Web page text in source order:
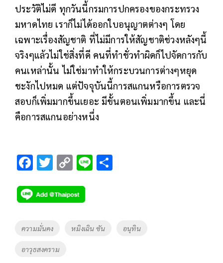
ประวัติไม่ดี ทุกวันนี้กรมการปกครองของกระทรวง
มหาดไทย เราก็ไม่ได้ออกใบอนุญาตต่างๆ โดย
เฉพาะเรื่องสัญชาติ ที่ไม่มีการให้สัญชาติช่วงหลังๆนี้
จริงๆแล้วไม่ใช่สิ่งที่ดี คนที่ทำชั่วทำผิดก็ไปจัดการกับ
คนเหล่านั้น ไม่ใช่มาทำให้กระบวนการต่างๆหยุด
ชะงักไปหมด แต่ปัจจุบันนี้การสแกนหรือการตรวจ
สอบก็เพิ่มมากขึ้นเยอะ มีขั้นตอนเพิ่มมากขึ้น และนี่
คือการสแกนอย่างหนึ่ง
F
e
b
o
k
T
tt
er
C
p
y
Li
Li
Tags
ความมั่นคง หมิงเฉิน ซัน อนุทิน
อาวุธสงคราม